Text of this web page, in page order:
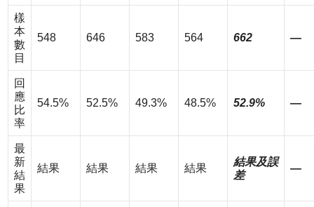
樣
本
數
目
548 646 583 564 662 —
回
應
比
率
54.5% 52.5% 49.3% 48.5% 52.9% —
最
新
結
果
結果 結果 結果 結果
結果及誤
差
—